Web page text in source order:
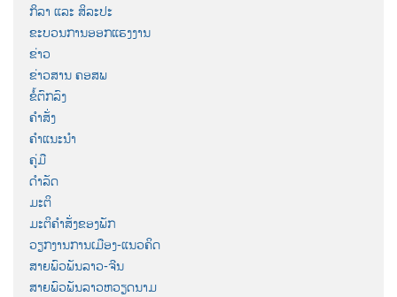
ກິລາ ແລະ ສິລະປະ
ຂະບວນການອອກແຮງງານ
ຂ່າວ
ຂ່າວສານ ຄອສພ
ຂໍ້ຕົກລົງ
ຄຳສັ່ງ
ຄຳແນະນຳ
ຄູ່ມື
ດຳລັດ
ມະຕິ
ມະຕິຄຳສັ່ງຂອງພັກ
ວຽກງານການເມືອງ-ແນວຄິດ
ສາຍພົວພັນລາວ-ຈີນ
ສາຍພົວພັນລາວຫວຽດນາມ